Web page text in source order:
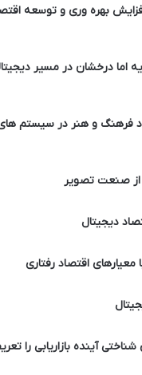
بهره وری و توسعه
اما درخشان در مسیر
فرهنگ و هنر در سیستم
از صنعت تصویر
دیجیتال
اقتصاد رفتاری
آینده بازاریابی را